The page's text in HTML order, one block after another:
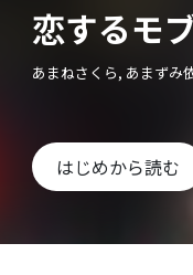
恋するモ
あまねさくら, あまずみ
はじめから読む